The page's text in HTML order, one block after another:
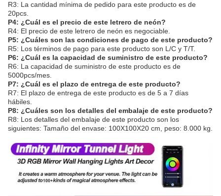
R3: La cantidad mínima de pedido para este producto es de
20pcs.
P4: ¿Cuál es el precio de este letrero de neón?
R4: El precio de este letrero de neón es negociable.
P5: ¿Cuáles son las condiciones de pago de este producto?
R5: Los términos de pago para este producto son L/C y T/T.
P6: ¿Cuál es la capacidad de suministro de este producto?
R6: La capacidad de suministro de este producto es de
5000pcs/mes.
P7: ¿Cuál es el plazo de entrega de este producto?
R7: El plazo de entrega de este producto es de 5 a 7 días
hábiles.
P8: ¿Cuáles son los detalles del embalaje de este producto?
R8: Los detalles del embalaje de este producto son los
siguientes: Tamaño del envase: 100X100X20 cm, peso: 8.000 kg.